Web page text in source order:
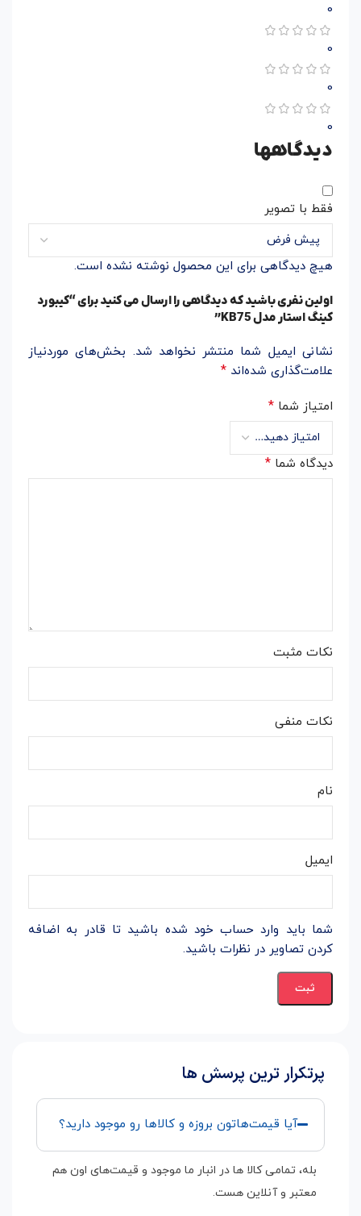
0
0
0
0
دیدگاهها
فقط با تصویر
هیچ دیدگاهی برای این محصول نوشته نشده است.
اولین نفری باشید که دیدگاهی را ارسال می کنید برای “کیبورد
کینگ استار مدل KB75”
نشانی ایمیل شما منتشر نخواهد شد. بخش‌های موردنیاز
علامت‌گذاری شده‌اند *
امتیاز شما *
دیدگاه شما *
نکات مثبت
نکات منفی
نام
ایمیل
شما باید وارد حساب خود شده باشید تا قادر به اضافه
کردن تصاویر در نظرات باشید.
پرتکرار ترین پرسش ها
آیا قیمت‌هاتون بروزه و کالاها رو موجود دارید؟
بله، تمامی کالا ها در انبار ما موجود و قیمت‌های اون هم
معتبر و آنلاین هست.